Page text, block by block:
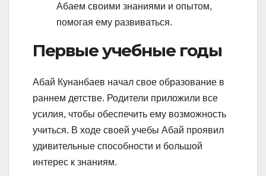
Абаем своими знаниями и опытом,
помогая ему развиваться.
Первые учебные годы
Абай Кунанбаев начал свое образование в
раннем детстве. Родители приложили все
усилия, чтобы обеспечить ему возможность
учиться. В ходе своей учебы Абай проявил
удивительные способности и большой
интерес к знаниям.